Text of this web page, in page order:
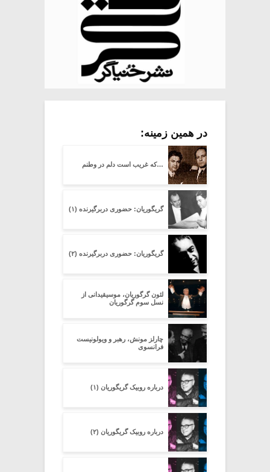
در همین زمینه:
…که غریب است دلم در وطنم
گریگوریان: حضوری دربرگیرنده (۱)
گریگوریان: حضوری دربرگیرنده (۲)
لئون گرگوریان، موسیقیدانی از
نسل سوم گرگوریان
چارلز مونش، رهبر و ویولونیست
فرانسوی
درباره روبیک گریگوریان (۱)
درباره روبیک گریگوریان (۲)